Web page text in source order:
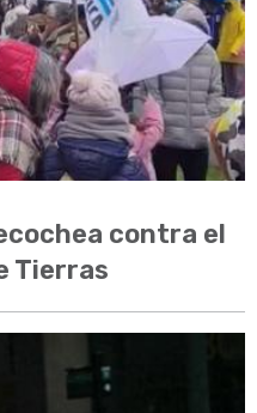
contra el
Tierras